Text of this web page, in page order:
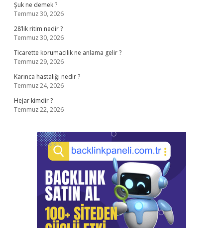
Şuk ne demek ?
Temmuz 30, 2026
28’lik ritim nedir ?
Temmuz 30, 2026
Ticarette korumacilik ne anlama gelir ?
Temmuz 29, 2026
Karınca hastalığı nedir ?
Temmuz 24, 2026
Hejar kimdir ?
Temmuz 22, 2026